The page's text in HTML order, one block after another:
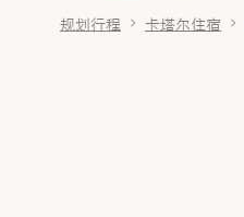
规划行程 卡塔尔住宿